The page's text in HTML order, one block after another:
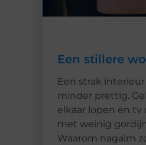
Een stillere
Een strak
minder prettig.
elkaar lopen en
met weinig
Waarom nagalm